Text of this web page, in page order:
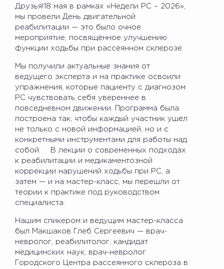
Друзья!18 мая в рамках «Недели РС – 2026»,
мы провели День двигательной
реабилитации — это было очное
мероприятие, посвящённое улучшению
функции ходьбы при рассеянном склерозе.
Мы получили актуальные знания от
ведущего эксперта и на практике освоили
упражнения, которые пациенту с диагнозом
РС чувствовать себя увереннее в
повседневном движении. Программа была
построена так, чтобы каждый участник ушёл
не только с новой информацией, но и с
конкретными инструментами для работы над
собой. В лекции о современных подходах
к реабилитации и медикаментозной
коррекции нарушений ходьбы при РС, а
затем — и на мастер-класс, мы перешли от
теории к практике под руководством
специалиста.
Нашим спикером и ведущим мастер-класса
был Макшаков Глеб Сергеевич — врач-
невролог, реабилитолог, кандидат
медицинских наук, врач-невролог
Городского Центра рассеянного склероза в